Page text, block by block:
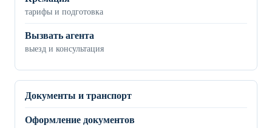
тарифы и подготовка
Вызвать агента
выезд и консультация
Документы и транспорт
Оформление документов